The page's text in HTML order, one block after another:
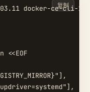
docker-ce-cli-
复制